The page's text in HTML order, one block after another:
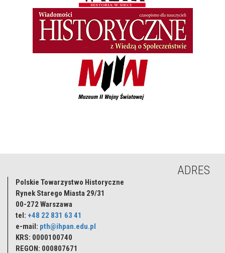
ADRES
Polskie Towarzystwo Historyczne
Rynek Starego Miasta 29/31
00-272 Warszawa
tel: +48 22 831 63 41
e-mail: pth@ihpan.edu.pl
KRS: 0000100740
REGON: 000807671